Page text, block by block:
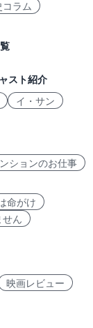
ラム
スト紹介
イ・サン
ションのお仕事
命がけ
せん
映画レビュー